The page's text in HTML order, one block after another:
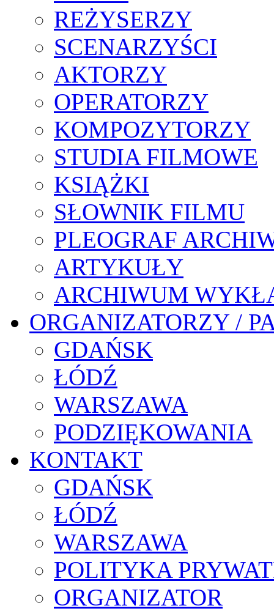
REŻYSERZY
SCENARZYŚCI
AKTORZY
OPERATORZY
KOMPOZYTORZY
STUDIA FILMOWE
KSIĄŻKI
SŁOWNIK FILMU
PLEOGRAF
ARTYKUŁY
ARCHIWUM
ORGANIZATORZY /
GDAŃSK
ŁÓDŹ
WARSZAWA
PODZIĘKOWANIA
KONTAKT
GDAŃSK
ŁÓDŹ
WARSZAWA
POLITYKA
ORGANIZATOR